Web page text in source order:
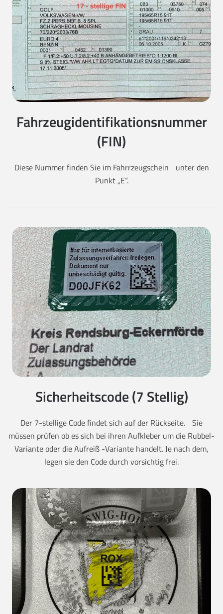
Fahrzeugidentifikationsnummer
(FIN)
Diese Nummer finden Sie im Fahrrzeugschein unter den
Punkt „E“.
Sicherheitscode (7 Stellig)
Der 7-stellige Code findet sich auf der Rückseite. Sie
müssen prüfen ob es sich bei ihren Aufkleber um die Rubbel-
Variante oder die Aufreiß -Variante handelt. Je nach dem,
legen sie den Code durch vorsichtig frei.